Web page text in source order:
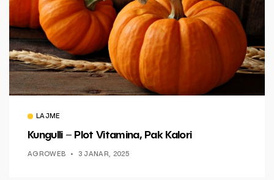
LAJME
Kungulli – Plot Vitamina, Pak Kalori
AGROWEB 3 JANAR, 2025